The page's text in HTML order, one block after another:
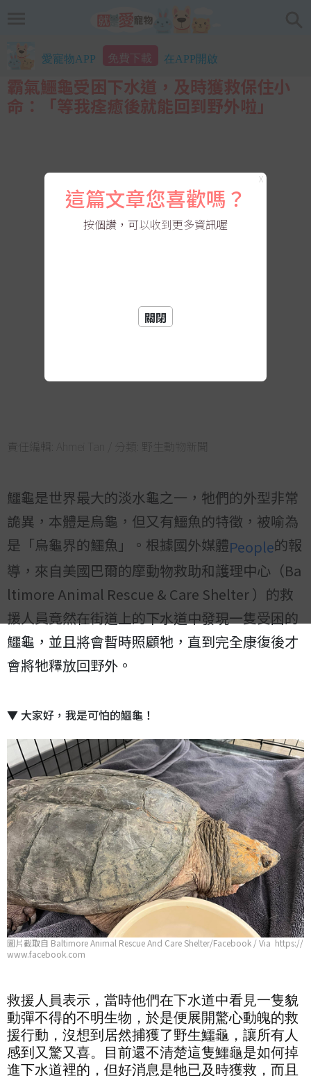
愛寵物APP 免費下載 在APP開啟
霸氣鱷龜受困下水道，及時獲救保住小
命：「等我痊癒後就能回到野外啦」
責任編輯: / 分類: 野生動物新聞
鱷龜是世界最大的淡水龜之一，牠們的外型非常
詭異，本體是烏龜，但又有鱷魚的特徵，被喻為
是「烏龜界的鱷魚」。根據國外媒體People的報
導，來自美國巴爾的摩動物救助和護理中心（Ba
ltimore Animal Rescue & Care Shelter ）的救
援人員竟然在街道上的下水道中發現一隻受困的
鱷龜，並且將會暫時照顧牠，直到完全康復後才
會將牠釋放回野外。
▼ 大家好，我是可怕的鱷龜！
圖片截取自 Baltimore Animal Rescue And Care Shelter/Facebook / Via https://
www.facebook.com
救援人員表示，當時他們在下水道中看見一隻貌
動彈不得的不明生物，於是便展開驚心動魄的救
援行動，沒想到居然捕獲了野生鱷龜，讓所有人
感到又驚又喜。目前還不清楚這隻鱷龜是如何掉
進下水道裡的，但好消息是牠已及時獲救，而且
X
這篇文章您喜歡嗎？
按個讚，可以收到更多資訊喔
關閉